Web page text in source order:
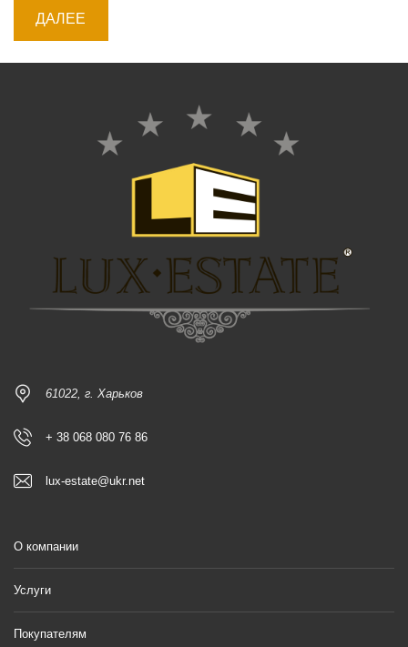
61022, г. Харьков
+ 38 068 080 76 86
lux-estate@ukr.net
О компании
Услуги
Покупателям